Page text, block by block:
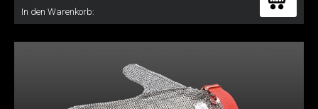
In den Warenkorb: